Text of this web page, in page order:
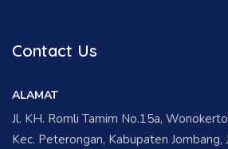
Contact Us
ALAMAT
Jl. KH. Romli Tamim No.15a,
Kec. Peterongan, Kabupaten Jombang,